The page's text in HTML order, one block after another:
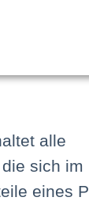
alle
sich im
eines